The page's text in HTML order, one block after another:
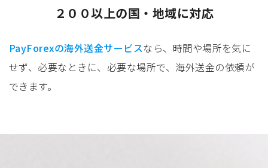
２００以上の国・地域に対応
PayForexの海外送金サービスなら、時間や場所を気に
せず、必要なときに、必要な場所で、海外送金の依頼が
できます。